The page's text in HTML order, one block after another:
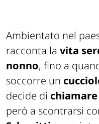
Ambientato nel
racconta la vita
nonno, fino a
soccorre un
decide di
però a scontrarsi